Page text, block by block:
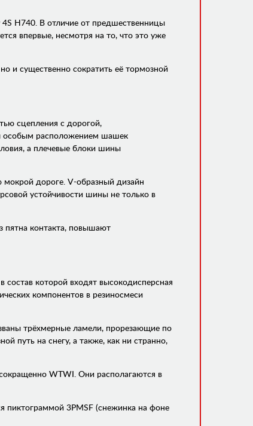
Н740. В отличие от предшественницы
впервые, несмотря на то, что это уже
и существенно сократить её тормозной
сцепления с дорогой,
и особым расположением шашек
а плечевые блоки шины
дороге. V-образный дизайн
устойчивости шины не только в
пятна контакта, повышают
которой входят высокодисперсная
компонентов в резиносмеси
трёхмерные ламели, прорезающие по
путь на снегу, а также, как ни странно,
WTWI. Они располагаются в
пиктограммой 3PMSF (снежинка на фоне